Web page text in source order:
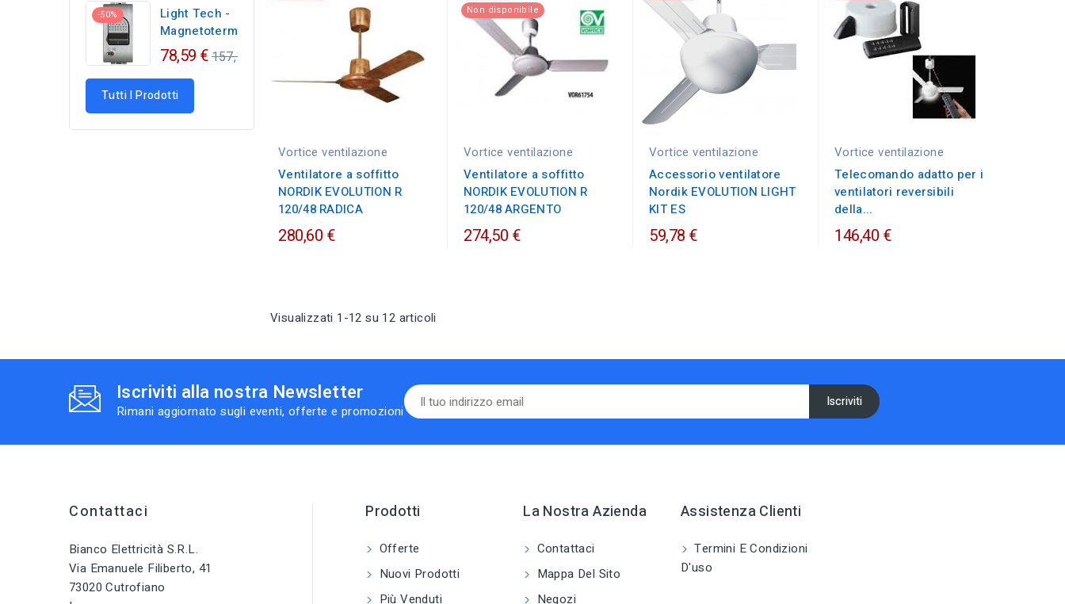
-50%
Light Tech -
Magnetotermico...
78,59 €Regular
157,17 €
Tutti I Prodotti
Vortice ventilazione
Ventilatore a soffitto
NORDIK EVOLUTION R
120/48 RADICA
280,60 €
Non disponibile
Vortice ventilazione
Ventilatore a soffitto
NORDIK EVOLUTION R
120/48 ARGENTO
274,50 €
Vortice ventilazione
Accessorio ventilatore
Nordik EVOLUTION LIGHT
KIT ES
59,78 €
Vortice ventilazione
Telecomando adatto per i
ventilatori reversibili
della...
146,40 €
Visualizzati 1-12 su 12 articoli
Iscriviti alla nostra Newsletter
Rimani aggiornato sugli eventi, offerte e promozioni
Contattaci
Bianco Elettricità S.r.l.
Via Emanuele Filiberto, 41
73020 Cutrofiano
Prodotti
Offerte
Nuovi Prodotti
Più Venduti
La Nostra Azienda
Contattaci
Mappa Del Sito
Negozi
Assistenza Clienti
Termini E Condizioni
D'uso